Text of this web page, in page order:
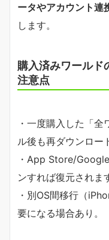
ータやアカウント連
します。
購入済みワールド
注意点
・一度購入した「
ル後も再ダウンロー
・App Store/
ンすれば復元されま
・別OS間移行（
要になる場合あり。